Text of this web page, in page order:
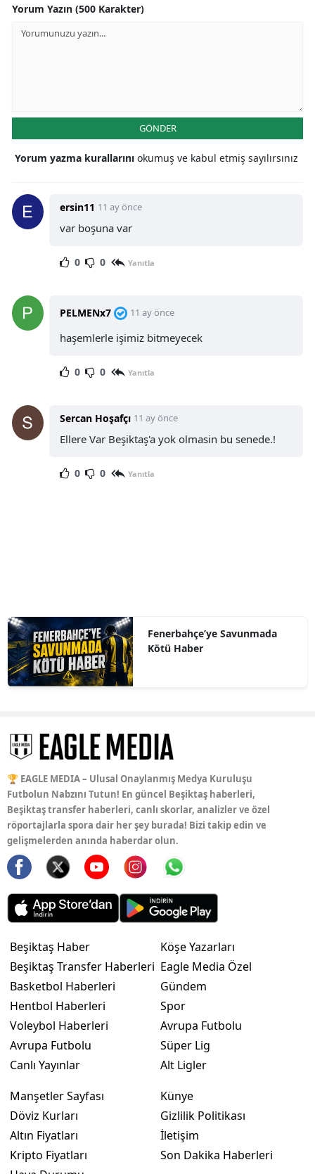
Yorum Yazın (500 Karakter)
GÖNDER
Yorum yazma kurallarını okumuş ve kabul etmiş sayılırsınız
ersin11 11 ay önce
var boşuna var
0 0 Yanıtla
PELMENx7 11 ay önce
haşemlerle işimiz bitmeyecek
0 0 Yanıtla
Sercan Hoşafçı 11 ay önce
Ellere Var Beşiktaş'a yok olmasin bu senede.!
0 0 Yanıtla
Fenerbahçe’ye Savunmada
Kötü Haber
🏆 EAGLE MEDIA – Ulusal Onaylanmış Medya Kuruluşu
Futbolun Nabzını Tutun! En güncel Beşiktaş haberleri,
Beşiktaş transfer haberleri, canlı skorlar, analizler ve özel
röportajlarla spora dair her şey burada! Bizi takip edin ve
gelişmelerden anında haberdar olun.
Beşiktaş Haber
Beşiktaş Transfer Haberleri
Basketbol Haberleri
Hentbol Haberleri
Voleybol Haberleri
Avrupa Futbolu
Canlı Yayınlar
Köşe Yazarları
Eagle Media Özel
Gündem
Spor
Avrupa Futbolu
Süper Lig
Alt Ligler
Manşetler Sayfası
Döviz Kurları
Altın Fiyatları
Kripto Fiyatları
Künye
Gizlilik Politikası
İletişim
Son Dakika Haberleri